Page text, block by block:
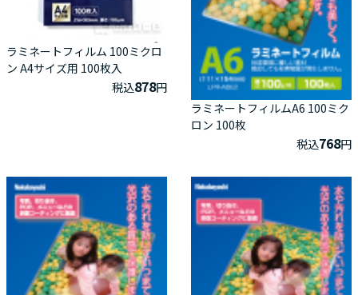
ラミネートフィルム 100ミクロ
ン A4サイズ用 100枚入
税込878円
ラミネートフィルムA6 100ミク
ロン 100枚
税込768円